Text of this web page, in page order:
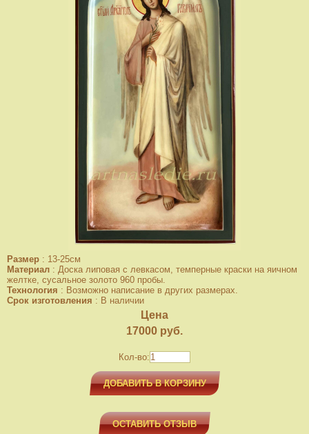
Размер : 13-25см
Материал : Доска липовая с левкасом, темперные краски на яичном
желтке, сусальное золото 960 пробы.
Технология : Возможно написание в других размерах.
Срок изготовления : В наличии
Цена
17000 руб.
Кол-во:
ДОБАВИТЬ В КОРЗИНУ
ОСТАВИТЬ ОТЗЫВ